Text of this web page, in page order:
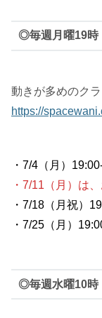
◎毎週月曜19時
動きが多めのクラ
https://
・7/4（月）
・7/11（月）は
・7/18（月祝）
・7/25（月）
◎毎週水曜10時